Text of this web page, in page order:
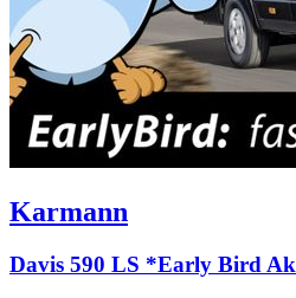
Karmann
Davis 590 LS *Early Bird